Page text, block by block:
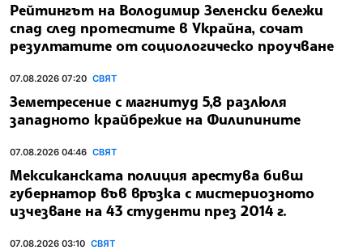
Рейтингът на Володимир Зеленски бележи
спад след протестите в Украйна, сочат
резултатите от социологическо проучване
07.08.2026 07:20 СВЯТ
Земетресение с магнитуд 5,8 разлюля
западното крайбрежие на Филипините
07.08.2026 04:46 СВЯТ
Мексиканската полиция арестува бивш
губернатор във връзка с мистериозното
изчезване на 43 студенти през 2014 г.
07.08.2026 03:10 СВЯТ